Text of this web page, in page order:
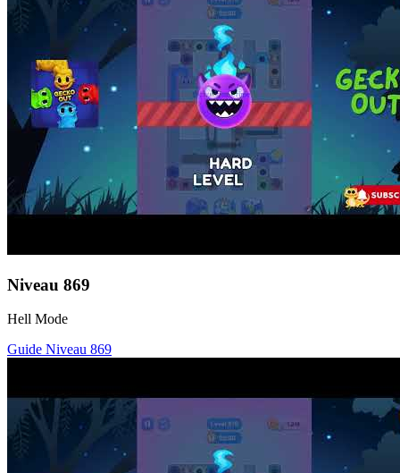
Niveau 869
Hell Mode
Guide Niveau 869